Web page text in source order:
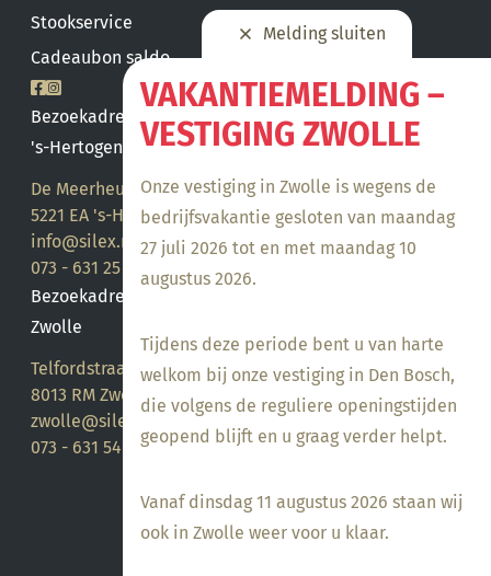
Melding sluiten
VAKANTIEMELDING –
VESTIGING ZWOLLE
Onze vestiging in Zwolle is wegens de
bedrijfsvakantie gesloten van maandag
27 juli 2026 tot en met maandag 10
augustus 2026.
Tijdens deze periode bent u van harte
welkom bij onze vestiging in Den Bosch,
die volgens de reguliere openingstijden
geopend blijft en u graag verder helpt.
Vanaf dinsdag 11 augustus 2026 staan wij
ook in Zwolle weer voor u klaar.
Stookservice
Cadeaubon saldo
Bezoekadres
's-Hertogenbosch
De Meerheuvel 21
5221 EA 's-Hertogenbosch
info@silex.nl
073 - 631 25 28
Bezoekadres
Zwolle
Telfordstraat 14
8013 RM Zwolle
zwolle@silex.nl
073 - 631 54 05